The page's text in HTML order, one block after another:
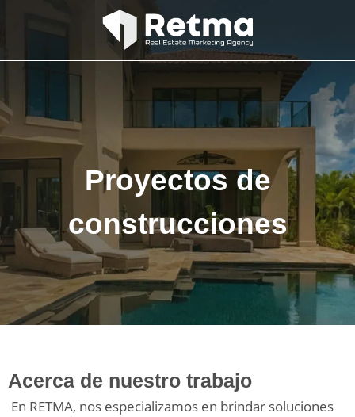
Proyectos de
construcciones
Acerca de nuestro trabajo
En RETMA, nos especializamos en brindar soluciones